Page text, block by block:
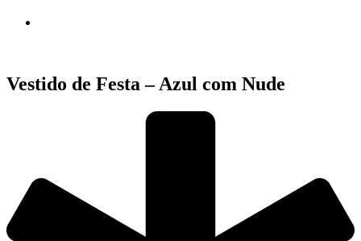
Vestido de Festa – Azul com Nude